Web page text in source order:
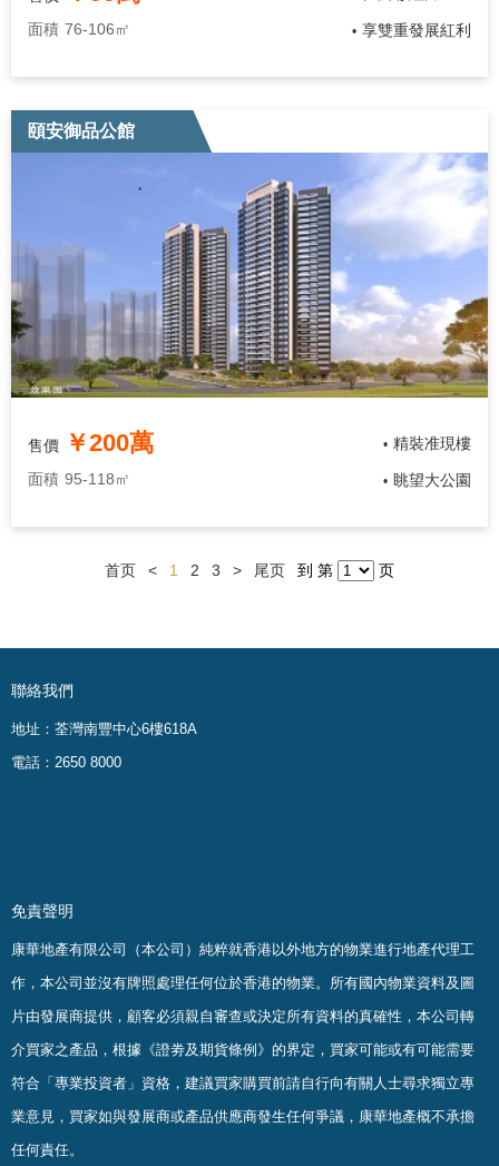
面積 76-106㎡ • 享雙重發展紅利
頤安御品公館
售價 ￥200萬
面積 95-118㎡
• 精裝准現樓
• 眺望大公園
首页 < 1 2 3 > 尾页 到 第 页
聯絡我們
地址：荃灣南豐中心6樓618A
電話：2650 8000
免責聲明
康華地產有限公司（本公司）純粹就香港以外地方的物業進行地產代理工
作，本公司並沒有牌照處理任何位於香港的物業。 所有國內物業資料及圖
片由發展商提供，顧客必須親自審查或決定所有資料的真確性 ， 本公司轉
介買家之產品，根據《證劵及期貨條例》的界定，買家可能或有可能需要
符合「專業投資者」資格，建議買家購買前請自行向有關人士尋求獨立專
業意見，買家如與發展商或產品供應商發生任何爭議，康華地產概不承擔
任何責任。